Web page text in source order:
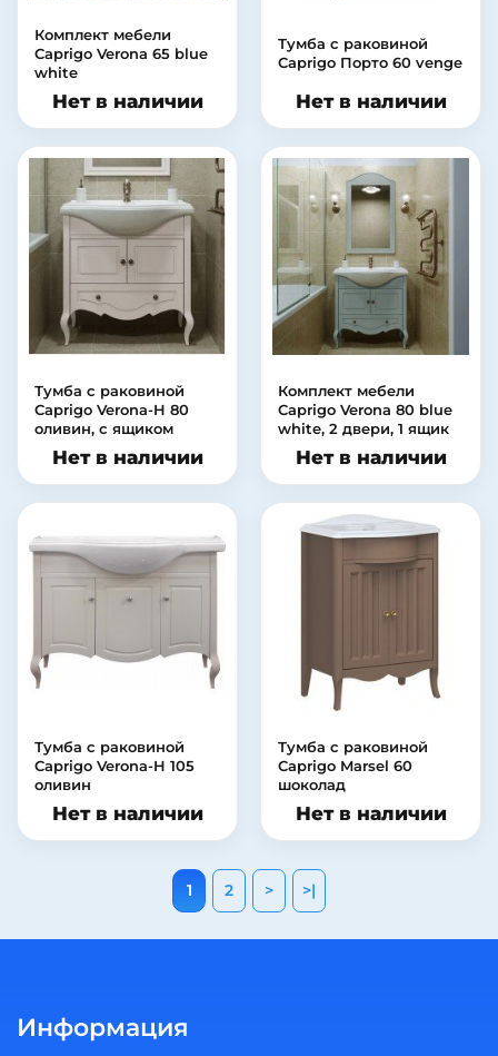
Комплект мебели
Caprigo Verona 65 blue
white
Нет в наличии
Тумба с раковиной
Caprigo Порто 60 venge
Нет в наличии
Тумба с раковиной
Caprigo Verona-H 80
оливин, с ящиком
Нет в наличии
Комплект мебели
Caprigo Verona 80 blue
white, 2 двери, 1 ящик
Нет в наличии
Тумба с раковиной
Caprigo Verona-H 105
оливин
Нет в наличии
Тумба с раковиной
Caprigo Marsel 60
шоколад
Нет в наличии
1 2 > >|
Информация